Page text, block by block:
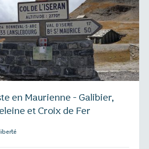
en Maurienne - Galibier,
et Croix de Fer